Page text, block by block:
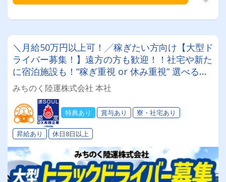
＼月給50万円以上可！╱稼ぎたい方向け【大型ド
ライバー募集！】遠方の方も歓迎！！社宅や新た
に宿泊施設も！“稼ぎ重視 or 休み重視” 選べる働
き方！＜入社祝い金15万円＞おかげさまで50週
年を迎えました✨
みちのく陸運株式会社 本社
特典あり 賞与あり 寮・社宅あり
昇給あり 休日8日以上